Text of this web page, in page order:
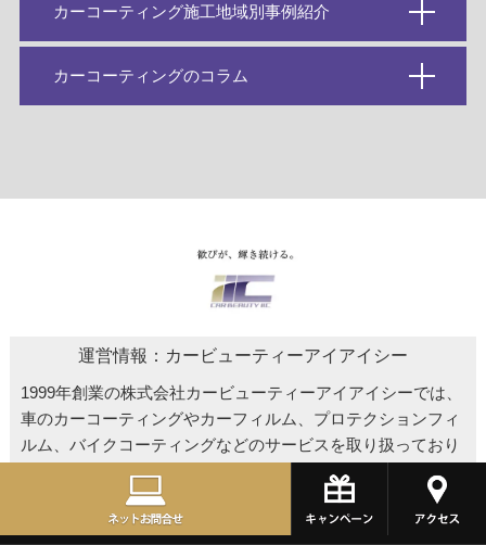
カーコーティング施工地域別事例紹介
カーコーティングのコラム
運営情報：カービューティーアイアイシー
1999年創業の株式会社カービューティーアイアイシーでは、
車のカーコーティングやカーフィルム、プロテクションフィ
ルム、バイクコーティングなどのサービスを取り扱っており
ます。車の事なら累計施工実績10,000台以上のアイアイシー
へお任せください。